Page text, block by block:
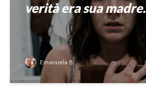
verità era sua madre.
Emanuela B.